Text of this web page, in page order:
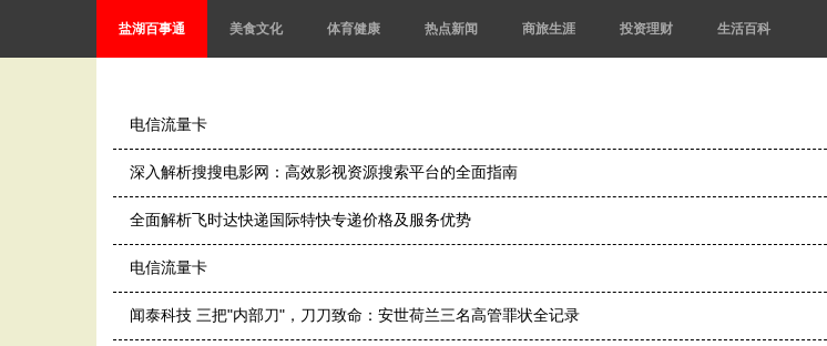
盐湖百事通 美食文化 体育健康 热点新闻 商旅生涯 投资理财 生活百科
电信流量卡
深入解析搜搜电影网：高效影视资源搜索平台的全面指南
全面解析飞时达快递国际特快专递价格及服务优势
电信流量卡
闻泰科技 三把"内部刀"，刀刀致命：安世荷兰三名高管罪状全记录